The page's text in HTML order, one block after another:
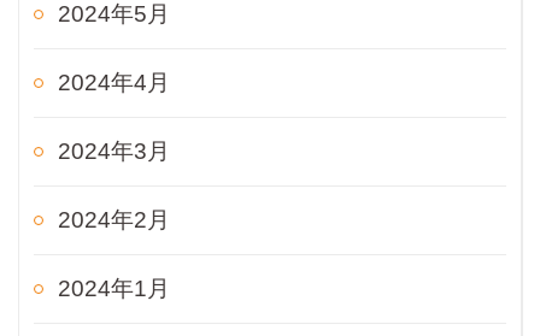
2024年5月
2024年4月
2024年3月
2024年2月
2024年1月